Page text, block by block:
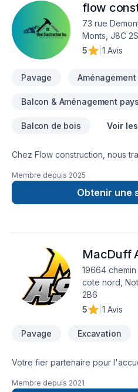
flow
73 rue
Monts, J8C
5
1 Avis
Pavage
Balcon & Aménagement
Balcon de bois Voir
Chez Flow construction, nous
Nous sommes spécialisés dans
nous offrons des solutions sur
Membre depuis 2025
Obtenir une
MacDuff
19664
cote nord,
2B6
5
1 Avis
Pavage Excavation
Votre fier partenaire pour
entrée neuve ou une
Membre depuis 2021